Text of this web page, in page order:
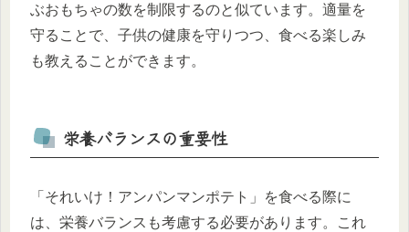
ぶおもちゃの数を制限するのと似ています。適量を
守ることで、子供の健康を守りつつ、食べる楽しみ
も教えることができます。
栄養バランスの重要性
「それいけ！アンパンマンポテト」を食べる際に
は、栄養バランスも考慮する必要があります。これ